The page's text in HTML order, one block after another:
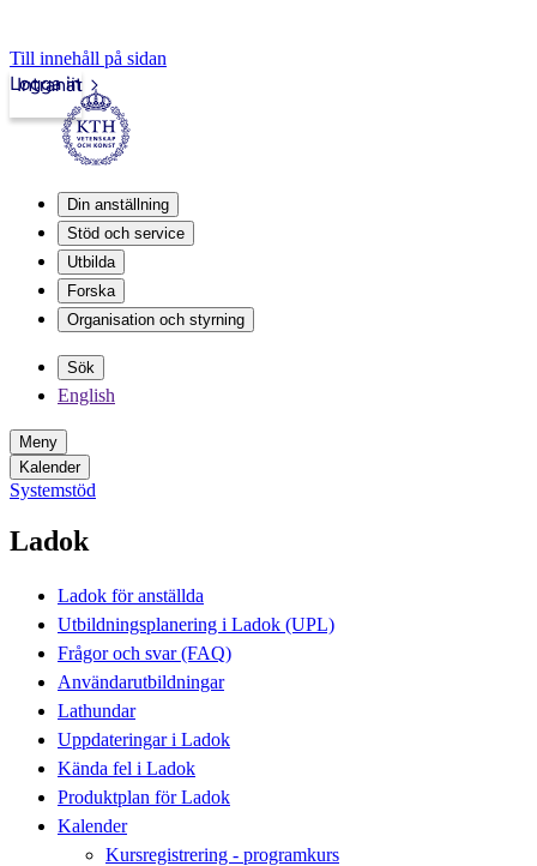
Till innehåll på sidan
Intranät
Logga in
Din anställning
Stöd och service
Utbilda
Forska
Organisation och styrning
Sök
English
Meny
Kalender
Systemstöd
Ladok
Ladok för anställda
Utbildningsplanering i Ladok (UPL)
Frågor och svar (FAQ)
Användarutbildningar
Lathundar
Uppdateringar i Ladok
Kända fel i Ladok
Produktplan för Ladok
Kalender
Kursregistrering - programkurs